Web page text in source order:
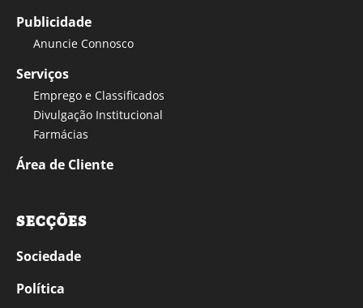
Publicidade
Anuncie Connosco
Serviços
Emprego e Classificados
Divulgação Institucional
Farmácias
Área de Cliente
SECÇÕES
Sociedade
Política